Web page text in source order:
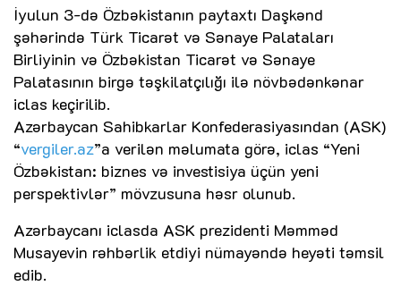
İyulun 3-də Özbəkistanın paytaxtı Daşkənd
şəhərində Türk Ticarət və Sənaye Palataları
Birliyinin və Özbəkistan Ticarət və Sənaye
Palatasının birgə təşkilatçılığı ilə növbədənkənar
iclas keçirilib.
Azərbaycan Sahibkarlar Konfederasiyasından (ASK)
“vergiler.az”a verilən məlumata görə, iclas “Yeni
Özbəkistan: biznes və investisiya üçün yeni
perspektivlər” mövzusuna həsr olunub.
Azərbaycanı iclasda ASK prezidenti Məmməd
Musayevin rəhbərlik etdiyi nümayəndə heyəti təmsil
edib.